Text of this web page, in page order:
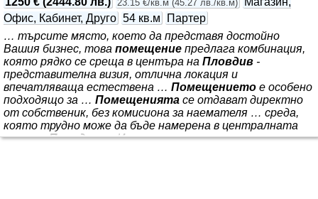
23.15 €/кв.м (45.27 лв./кв.м)
Офис, Кабинет, Друго 54 кв.м
Партер
… търсите място, което да представя достойно
Вашия бизнес, това помещение предлага комбинация,
която рядко се среща в центъра на Пловдив -
представителна визия, отлична локация и
впечатляваща естествена … Помещението е особено
подходящо за … Помещенията се отдават директно
от собственик, без комисиона за наемателя … среда,
която трудно може да бъде намерена в централната
част наПловдив… Изключително светлопомещение